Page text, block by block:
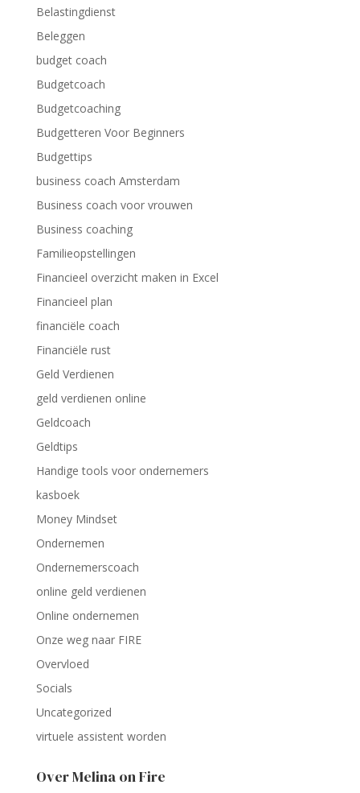
Belastingdienst
Beleggen
budget coach
Budgetcoach
Budgetcoaching
Budgetteren Voor Beginners
Budgettips
business coach Amsterdam
Business coach voor vrouwen
Business coaching
Familieopstellingen
Financieel overzicht maken in Excel
Financieel plan
financiële coach
Financiële rust
Geld Verdienen
geld verdienen online
Geldcoach
Geldtips
Handige tools voor ondernemers
kasboek
Money Mindset
Ondernemen
Ondernemerscoach
online geld verdienen
Online ondernemen
Onze weg naar FIRE
Overvloed
Socials
Uncategorized
virtuele assistent worden
Over Melina on Fire